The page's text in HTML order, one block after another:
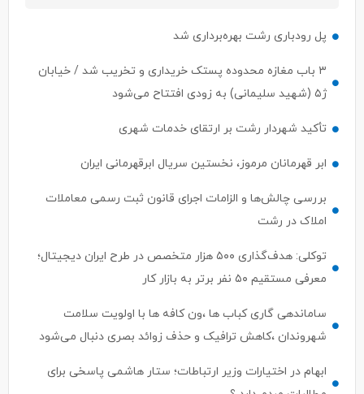
۳ باب مغازه محدوده پستک خریداری و تخریب شد / خیابان
تأکید شهردار رشت بر ارتقای خدمات شهری
ابر قهرمانان مرموز، نخستین سریال ابرقهرمانی ایران
بررسی چالش‌ها و الزامات اجرای قانون ثبت رسمی معاملات
معرفی مستقیم ۵۰ نفر برتر به بازار کار
ساماندهی گاری کباب ها ،ون کافه ها با اولویت سلامت
شهروندان ،کاهش ترافیک و حذف زوائد بصری دنبال می‌شود
ابهام در اختیارات وزیر ارتباطات؛ ستار هاشمی پاسخی برای